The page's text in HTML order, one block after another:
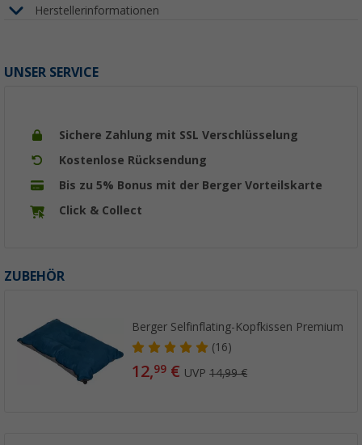
Herstellerinformationen
UNSER SERVICE
Sichere Zahlung mit SSL Verschlüsselung
Kostenlose Rücksendung
Bis zu 5% Bonus mit der Berger Vorteilskarte
Click & Collect
ZUBEHÖR
Berger Selfinflating-Kopfkissen Premium
(16)
12,99 € UVP14,99 €